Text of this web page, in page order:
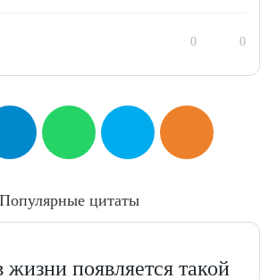
0 0
Популярные цитаты
появляется такой